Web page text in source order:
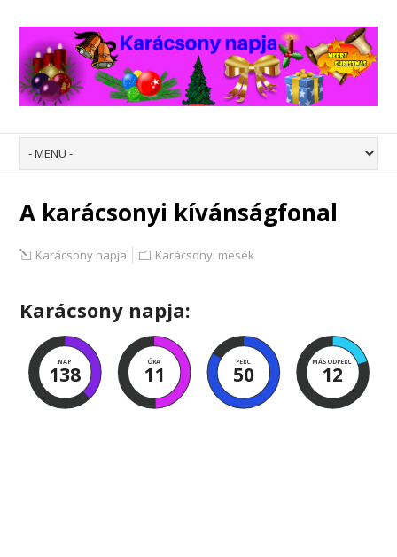
A karácsonyi kívánságfonal
Karácsony napja Karácsonyi mesék
Karácsony napja:
NAP
138
ÓRA
11
PERC
50
MÁSODPERC
11